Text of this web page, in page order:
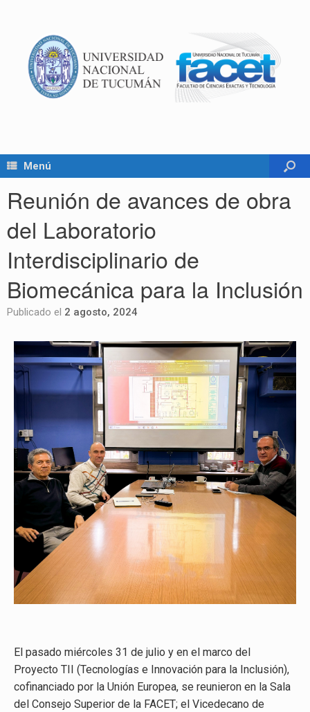
Menú
Reunión de avances de obra
del Laboratorio
Interdisciplinario de
Biomecánica para la Inclusión
Publicado el 2 agosto, 2024
El pasado miércoles 31 de julio y en el marco del
Proyecto TII (Tecnologías e Innovación para la Inclusión),
cofinanciado por la Unión Europea, se reunieron en la Sala
del Consejo Superior de la FACET; el Vicedecano de